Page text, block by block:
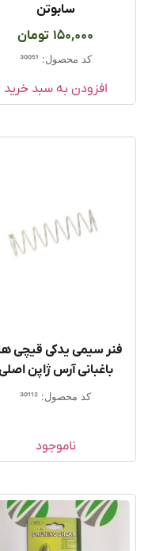
سابوتن
150,000 تومان
کد محصول: 30051
افزودن به سبد خرید
سیمی یدکی قیچی های
باغبانی آرس ژاپن اصلی
کد محصول: 30112
ناموجود